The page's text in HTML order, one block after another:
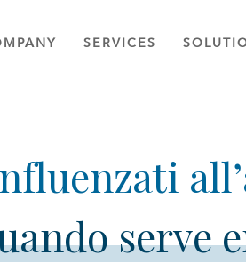
SERVICES
serve